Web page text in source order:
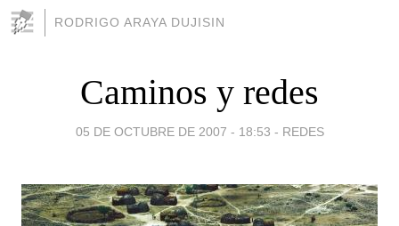
RODRIGO ARAYA DUJISIN
Caminos y redes
05 DE OCTUBRE DE 2007 - 18:53 - REDES